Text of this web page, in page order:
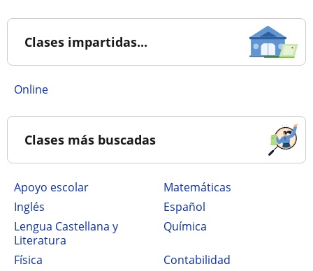
Clases impartidas...
online
Clases más buscadas
Apoyo escolar
Matemáticas
Inglés
Español
Lengua Castellana y
Literatura
Química
Física
Contabilidad